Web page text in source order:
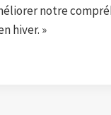
notre
hiver. »